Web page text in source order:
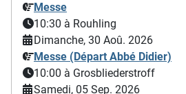
Messe
10:30 à Rouhling
Dimanche, 30 Aoû. 2026
Messe (Départ Abbé Didier)
10:00 à Grosbliederstroff
Samedi, 05 Sep. 2026